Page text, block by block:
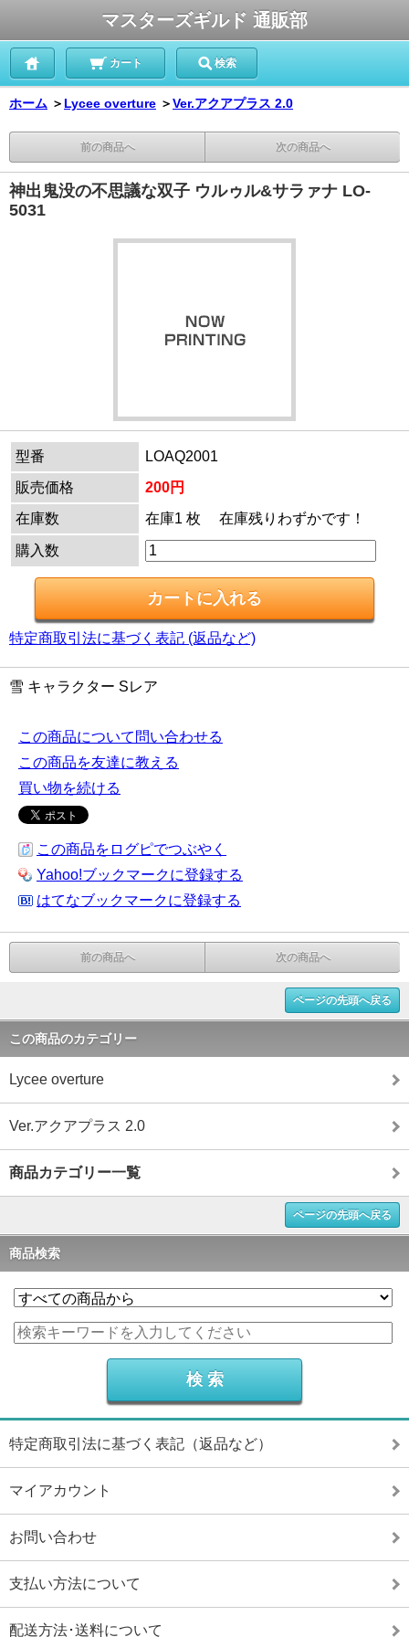
マスターズギルド 通販部
カート 検索
ホーム ＞ Lycee overture ＞Ver.アクアプラス 2.0
前の商品へ 次の商品へ
神出鬼没の不思議な双子 ウルゥル&サラァナ LO-
5031
型番
LOAQ2001
販売価格
200円
在庫数
在庫1 枚 在庫残りわずかです！
購入数
特定商取引法に基づく表記 (返品など)
雪 キャラクター Sレア
この商品について問い合わせる
この商品を友達に教える
買い物を続ける
この商品をログピでつぶやく
Yahoo!ブックマークに登録する
はてなブックマークに登録する
前の商品へ 次の商品へ
ページの先頭へ戻る
この商品のカテゴリー
Lycee overture
Ver.アクアプラス 2.0
商品カテゴリー一覧
ページの先頭へ戻る
商品検索
特定商取引法に基づく表記（返品など）
マイアカウント
お問い合わせ
支払い方法について
配送方法･送料について